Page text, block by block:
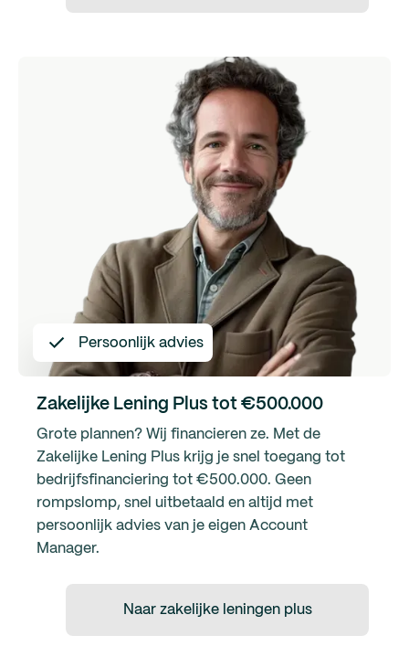
Persoonlijk advies
Zakelijke Lening Plus tot €500.000
Grote plannen? Wij financieren ze. Met de
Zakelijke Lening Plus krijg je snel toegang tot
bedrijfsfinanciering tot €500.000. Geen
rompslomp, snel uitbetaald en altijd met
persoonlijk advies van je eigen Account
Manager.
Naar zakelijke leningen plus